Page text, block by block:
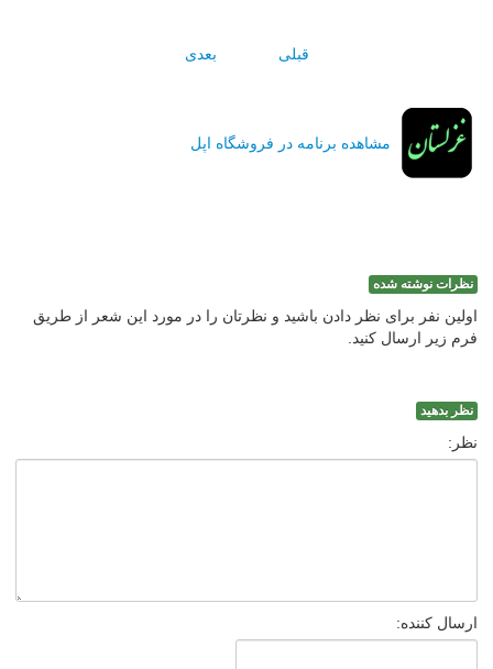
قبلی بعدی
مشاهده برنامه در فروشگاه اپل
نظرات نوشته شده
اولین نفر برای نظر دادن باشید و نظرتان را در مورد این شعر از طریق
فرم زیر ارسال کنید.
نظر بدهید
نظر:
ارسال کننده: